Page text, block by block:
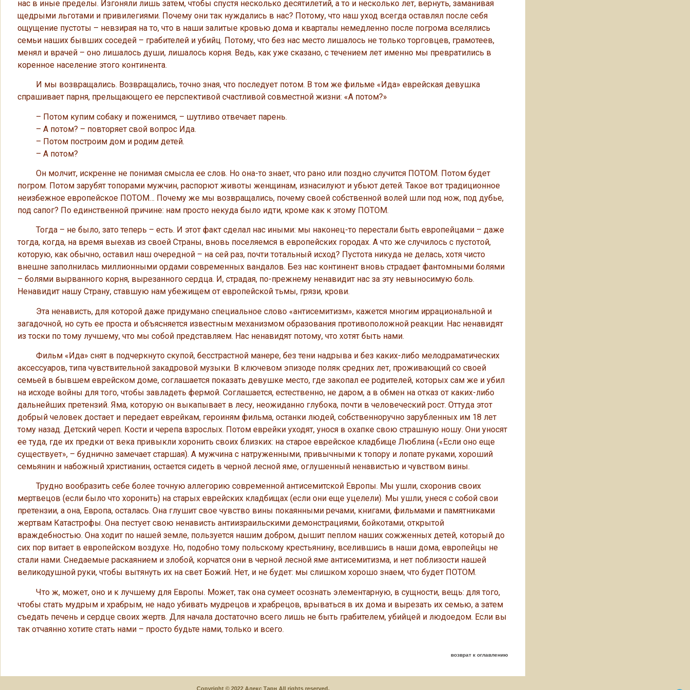
нас в иные пределы. Изгоняли лишь затем, чтобы спустя несколько десятилетий, а то и несколько лет, вернуть, заманивая
щедрыми льготами и привилегиями. Почему они так нуждались в нас? Потому, что наш уход всегда оставлял после себя
ощущение пустоты – невзирая на то, что в наши залитые кровью дома и кварталы немедленно после погрома вселялись
семьи наших бывших соседей – грабителей и убийц. Потому, что без нас место лишалось не только торговцев, грамотеев,
менял и врачей – оно лишалось души, лишалось корня. Ведь, как уже сказано, с течением лет именно мы превратились в
коренное население этого континента.
И мы возвращались. Возвращались, точно зная, что последует потом. В том же фильме «Ида» еврейская девушка
спрашивает парня, прельщающего ее перспективой счастливой совместной жизни: «А потом?»
– Потом купим собаку и поженимся, – шутливо отвечает парень.
– А потом? – повторяет свой вопрос Ида.
– Потом построим дом и родим детей.
– А потом?
Он молчит, искренне не понимая смысла ее слов. Но она-то знает, что рано или поздно случится ПОТОМ. Потом будет
погром. Потом зарубят топорами мужчин, распорют животы женщинам, изнасилуют и убьют детей. Такое вот традиционное
неизбежное европейское ПОТОМ… Почему же мы возвращались, почему своей собственной волей шли под нож, под дубье,
под сапог? По единственной причине: нам просто некуда было идти, кроме как к этому ПОТОМ.
Тогда – не было, зато теперь – есть. И этот факт сделал нас иными: мы наконец-то перестали быть европейцами – даже
тогда, когда, на время выехав из своей Страны, вновь поселяемся в европейских городах. А что же случилось с пустотой,
которую, как обычно, оставил наш очередной – на сей раз, почти тотальный исход? Пустота никуда не делась, хотя чисто
внешне заполнилась миллионными ордами современных вандалов. Без нас континент вновь страдает фантомными болями
– болями вырванного корня, вырезанного сердца. И, страдая, по-прежнему ненавидит нас за эту невыносимую боль.
Ненавидит нашу Страну, ставшую нам убежищем от европейской тьмы, грязи, крови.
Эта ненависть, для которой даже придумано специальное слово «антисемитизм», кажется многим иррациональной и
загадочной, но суть ее проста и объясняется известным механизмом образования противоположной реакции. Нас ненавидят
из тоски по тому лучшему, что мы собой представляем. Нас ненавидят потому, что хотят быть нами.
Фильм «Ида» снят в подчеркнуто скупой, бесстрастной манере, без тени надрыва и без каких-либо мелодраматических
аксессуаров, типа чувствительной закадровой музыки. В ключевом эпизоде поляк средних лет, проживающий со своей
семьей в бывшем еврейском доме, соглашается показать девушке место, где закопал ее родителей, которых сам же и убил
на исходе войны для того, чтобы завладеть фермой. Соглашается, естественно, не даром, а в обмен на отказ от каких-либо
дальнейших претензий. Яма, которую он выкапывает в лесу, неожиданно глубока, почти в человеческий рост. Оттуда этот
добрый человек достает и передает еврейкам, героиням фильма, останки людей, собственноручно зарубленных им 18 лет
тому назад. Детский череп. Кости и черепа взрослых. Потом еврейки уходят, унося в охапке свою страшную ношу. Они уносят
ее туда, где их предки от века привыкли хоронить своих близких: на старое еврейское кладбище Люблина («Если оно еще
существует», – буднично замечает старшая). А мужчина с натруженными, привычными к топору и лопате руками, хороший
семьянин и набожный христианин, остается сидеть в черной лесной яме, оглушенный ненавистью и чувством вины.
Трудно вообразить себе более точную аллегорию современной антисемитской Европы. Мы ушли, схоронив своих
мертвецов (если было что хоронить) на старых еврейских кладбищах (если они еще уцелели). Мы ушли, унеся с собой свои
претензии, а она, Европа, осталась. Она глушит свое чувство вины покаянными речами, книгами, фильмами и памятниками
жертвам Катастрофы. Она пестует свою ненависть антиизраильскими демонстрациями, бойкотами, открытой
враждебностью. Она ходит по нашей земле, пользуется нашим добром, дышит пеплом наших сожженных детей, который до
сих пор витает в европейском воздухе. Но, подобно тому польскому крестьянину, вселившись в наши дома, европейцы не
стали нами. Снедаемые раскаянием и злобой, корчатся они в черной лесной яме антисемитизма, и нет поблизости нашей
великодушной руки, чтобы вытянуть их на свет Божий. Нет, и не будет: мы слишком хорошо знаем, что будет ПОТОМ.
Что ж, может, оно и к лучшему для Европы. Может, так она сумеет осознать элементарную, в сущности, вещь: для того,
чтобы стать мудрым и храбрым, не надо убивать мудрецов и храбрецов, врываться в их дома и вырезать их семью, а затем
съедать печень и сердце своих жертв. Для начала достаточно всего лишь не быть грабителем, убийцей и людоедом. Если вы
так отчаянно хотите стать нами – просто будьте нами, только и всего.
возврат к оглавлению
Copyright © 2022 Алекс Тарн All rights reserved.